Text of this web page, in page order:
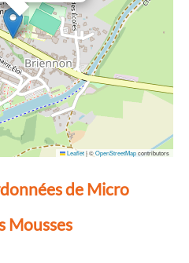
Leaflet|©OpenStreetMapcontributors
de Micro
Mousses